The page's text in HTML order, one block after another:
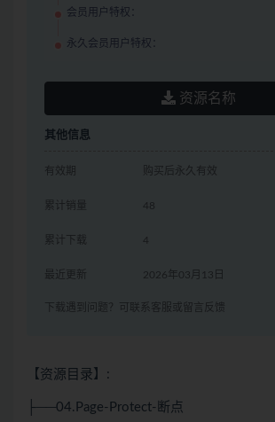
会员用户特权：
永久会员用户特权：
资源名称
其他信息
有效期 购买后永久有效
累计销量 48
累计下载 4
最近更新 2026年03月13日
下载遇到问题？可联系客服或留言反馈
【资源目录】:
├──04.Page-Protect-断点